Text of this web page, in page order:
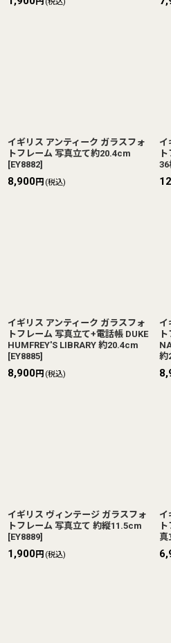
イギリス アンティーク ガラスフォ
トフレーム 写真立て約20.4cm
[EY8882]
8,900円 (税込)
イ
36
イギリス アンティーク ガラスフォ
トフレーム 写真立て+電話帳 DUKE
HUMFREY'S LIBRARY 約20.4cm
[EY8885]
8,900円 (税込)
イ
約
イギリス ヴィンテージ ガラスフォ
トフレーム 写真立て 約縦11.5cm
[EY8889]
1,900円 (税込)
イ
真